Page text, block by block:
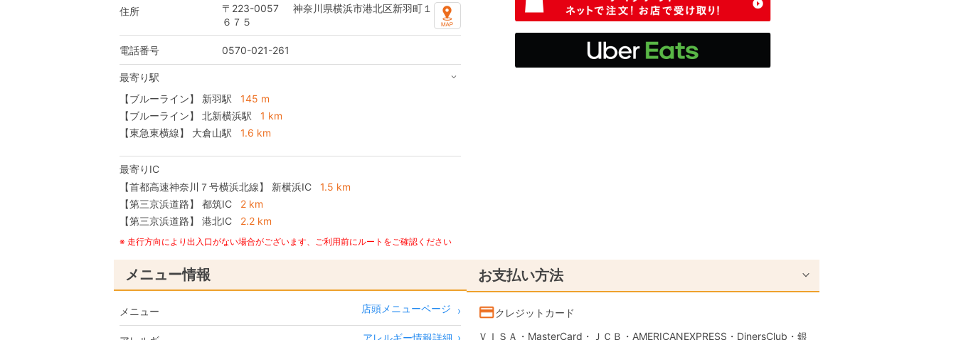
住所 〒223-0057
神奈川県横浜市港北区新羽町１
６７５
電話番号 0570-021-261
最寄り駅
【ブルーライン】 新羽駅
145 m
【ブルーライン】 北新横浜駅
1 km
【東急東横線】 大倉山駅
1.6 km
最寄りIC
【首都高速神奈川７号横浜北線】
新横浜IC
1.5 km
【第三京浜道路】
都筑IC
2 km
【第三京浜道路】
港北IC 2.2 km
※ 走行方向により出入口がない場合がございます、ご利用前にルートをご確認ください
メニュー情報
メニュー 店頭メニューページ
お支払い方法
クレジットカード
ＶＩＳＡ・MasterCard・ＪＣＢ・AMERICANEXPRESS・DinersClub・銀